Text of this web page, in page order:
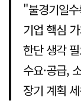
"불경기일
기업 핵심
한단 생각
수요·공급,
장기 계획